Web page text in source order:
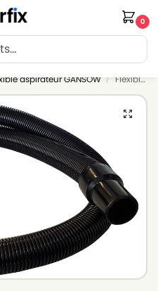
0
dès 30€ d’achat.
aspirateur GANSOW / Flexible pour aspirateur GANSOW 35 EP – ø : 38mm Longueur : 5m